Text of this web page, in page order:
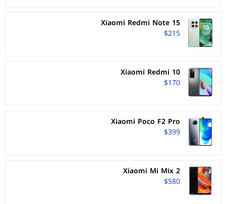
Xiaomi Redmi Note 15
$215
Xiaomi Redmi 10
$170
Xiaomi Poco F2 Pro
$399
Xiaomi Mi Mix 2
$580